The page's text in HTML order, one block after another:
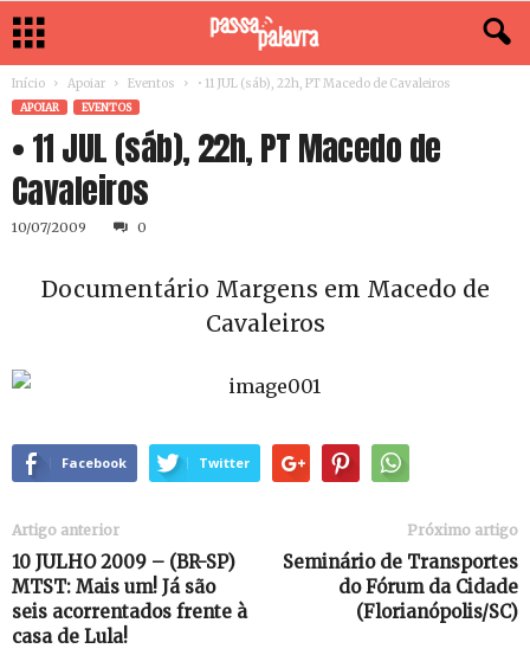
Início Apoiar Eventos • 11 JUL (sáb), 22h, PT Macedo de Cavaleiros
APOIAR EVENTOS
• 11 JUL (sáb), 22h, PT Macedo de
Cavaleiros
10/07/2009 0
Documentário Margens em Macedo de
Cavaleiros
Facebook Twitter
Artigo anterior
10 JULHO 2009 – (BR-SP)
MTST: Mais um! Já são
seis acorrentados frente à
casa de Lula!
Próximo artigo
Seminário de Transportes
do Fórum da Cidade
(Florianópolis/SC)